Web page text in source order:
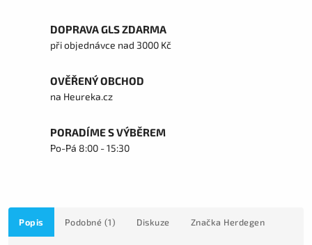
DOPRAVA GLS ZDARMA
při objednávce nad 3000 Kč
OVĚŘENÝ OBCHOD
na Heureka.cz
PORADÍME S VÝBĚREM
Po-Pá 8:00 - 15:30
Popis Podobné (1) Diskuze Značka Herdegen